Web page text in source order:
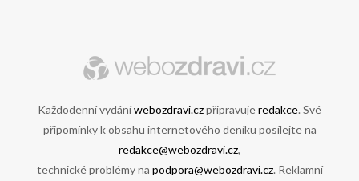
Každodenní vydáníwebozdravi.czpřipravujeredakce. Své
připomínky k obsahu internetového deníku posílejte na
redakce@webozdravi.cz,
technické problémy na podpora@webozdravi.cz. Reklamní